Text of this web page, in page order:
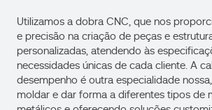
Utilizamos a dobra CNC, que nos
e precisão na criação de peças e
personalizadas, atendendo às
necessidades únicas de cada cliente. A
desempenho é outra especialidade
moldar e dar forma a diferentes tipos de